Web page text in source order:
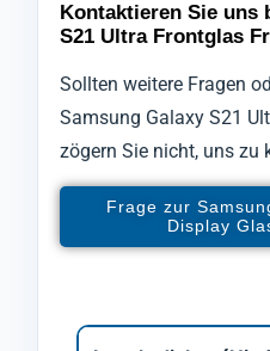
Kontaktieren Sie uns
S21 Ultra Frontglas
Sollten weitere Fragen
Samsung Galaxy S21
zögern Sie nicht, uns zu
Frage zur
Display